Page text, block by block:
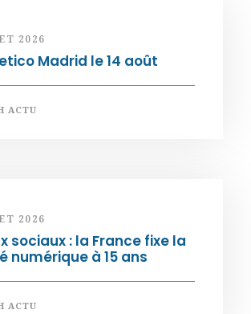
2026
Madrid le 14 août
ACTU
2026
sociaux : la France fixe la
numérique à 15 ans
ACTU